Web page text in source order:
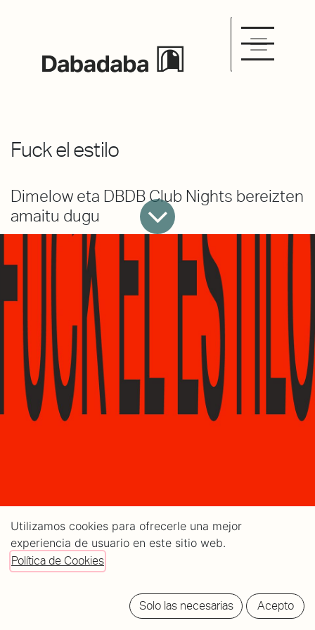
Fuck el estilo
Dimelow eta DBDB Club Nights bereizten
amaitu dugu
Ideia bat datorkigu burura uda aurretik eta gaur arte:
Utilizamos cookies para ofrecerle una mejor
experiencia de usuario en este sitio web.
Política de Cookies
Solo las necesarias Acepto